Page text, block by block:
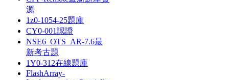
源
1z0-1054-25題庫
CY0-001認證
NSE6_OTS_AR-7.6最
新考古題
1Y0-312在線題庫
FlashArray-